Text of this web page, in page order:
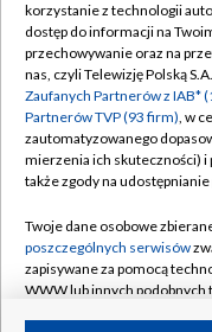
Abonament TVP
Emisja w TVP
Centrum informacji
Naziemna Telewizja
Rada Programowa
System NOS
Informacje o
korzystanie z technologii
dostęp do informacji na
przechowywanie oraz na
nas, czyli Telewizję Polską
Zaufanych Partnerów z IAB*
Partnerów TVP (93 firm), w
zautomatyzowanego
mierzenia ich skuteczności) i
także zgody na
Twoje dane osobowe
poszczególnych serwisów
zapisywane za pomocą
WWW lub innych